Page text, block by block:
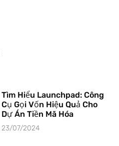
Tìm Hiểu Launchpad: Công
Cụ Gọi Vốn Hiệu Quả Cho
Dự Án Tiền Mã Hóa
23/07/2024